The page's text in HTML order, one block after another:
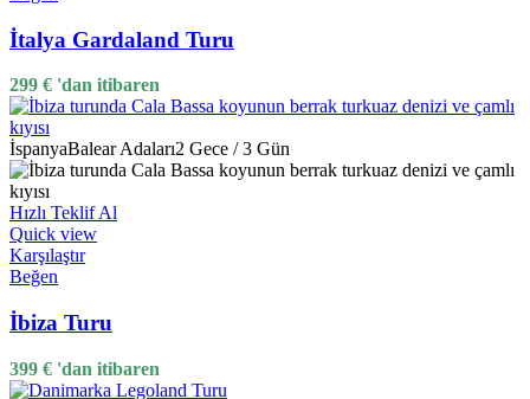
İtalya Gardaland Turu
299 € 'dan itibaren
İspanyaBalear Adaları2 Gece / 3 Gün
Hızlı Teklif Al
Quick view
Karşılaştır
Beğen
İbiza Turu
399 € 'dan itibaren